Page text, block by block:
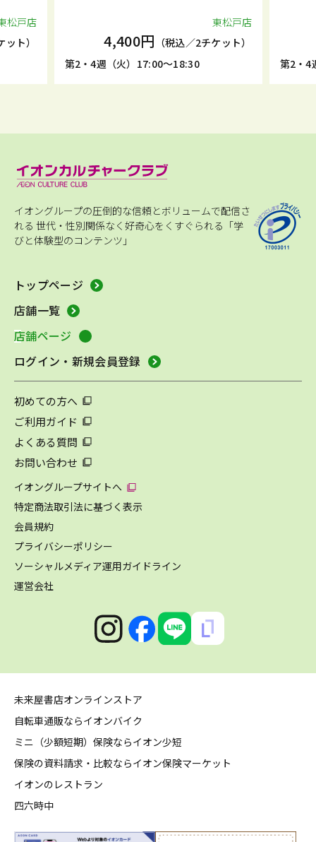
松戸店
ト）
東松戸店
4,400円 （税込／2チケット）
第2・4週（火）17:00～18:30
第2・4
イオングループの圧倒的な信頼とボリュームで配信さ
れる 世代・性別関係なく好奇心をくすぐられる「学
びと体験型のコンテンツ」
トップページ
店舗一覧
店舗ページ
ログイン・新規会員登録
初めての方へ
ご利用ガイド
よくある質問
お問い合わせ
イオングループサイトへ
特定商法取引法に基づく表示
会員規約
プライバシーポリシー
ソーシャルメディア運用ガイドライン
運営会社
未来屋書店オンラインストア
自転車通販ならイオンバイク
ミニ（少額短期）保険ならイオン少短
保険の資料請求・比較ならイオン保険マーケット
イオンのレストラン
四六時中